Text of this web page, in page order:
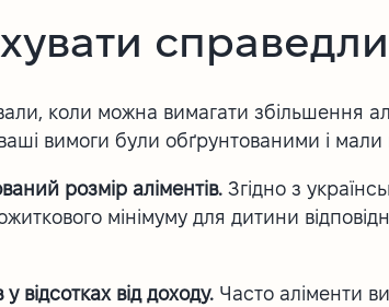
коли можна вимагати збільшення
вимоги були обґрунтованими і
розмір аліментів. Згідно з
мінімуму для дитини
відсотках від доходу. Часто аліменти